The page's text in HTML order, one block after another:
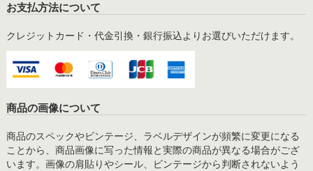
お支払方法について
クレジットカード・代金引換・銀行振込よりお選びいただけます。
商品の画像について
商品のスペックやビンテージ、ラベルデザインが頻繁に変更になる
ことから、商品画像に写った情報と実際の商品が異なる場合がござ
います。画像の肩貼りやシール、ビンテージから判断されないよう